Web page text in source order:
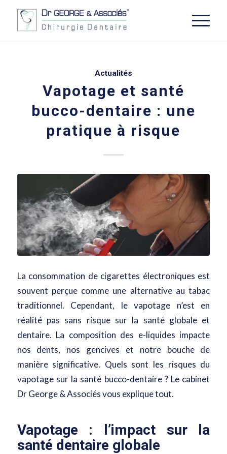
Actualités
Vapotage et santé
bucco-dentaire : une
pratique à risque
La consommation de cigarettes électroniques est
souvent perçue comme une alternative au tabac
traditionnel. Cependant, le vapotage n’est en
réalité pas sans risque sur la santé globale et
dentaire. La composition des e-liquides impacte
nos dents, nos gencives et notre bouche de
manière significative. Quels sont les risques du
vapotage sur la santé bucco-dentaire ? Le cabinet
Dr George & Associés vous explique tout.
Vapotage : l’impact sur la
santé dentaire globale